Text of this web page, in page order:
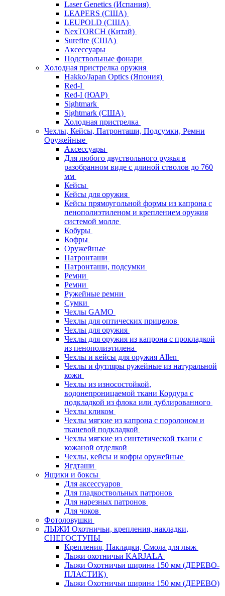
Laser Genetics (Испания)
LEAPERS (США)
LEUPOLD (США)
NexTORCH (Китай)
Surefire (США)
Аксессуары
Подствольные фонари
Холодная пристрелка оружия
Hakko/Japan Optics (Япония)
Red-I
Red-I (ЮАР)
Sightmark
Sightmark (США)
Холодная пристрелка
Чехлы, Кейсы, Патронташи, Подсумки, Ремни
Оружейные
Аксессуары
Для любого двуствольного ружья в
разобранном виде с длиной стволов до 760
мм
Кейсы
Кейсы для оружия
Кейсы прямоугольной формы из капрона с
пенополиэтиленом и креплением оружия
системой молле
Кобуры
Кофры
Оружейные
Патронташи
Патронташи, подсумки
Ремни
Ремни
Ружейные ремни
Сумки
Чехлы GAMO
Чехлы для оптических прицелов
Чехлы для оружия
Чехлы для оружия из капрона с прокладкой
из пенополиэтилена
Чехлы и кейсы для оружия Allen
Чехлы и футляры ружейные из натуральной
кожи
Чехлы из износостойкой,
водонепроницаемой ткани Кордура с
подкладкой из флока или дублированного
Чехлы кликом
Чехлы мягкие из капрона с поролоном и
тканевой подкладкой
Чехлы мягкие из синтетической ткани с
кожаной отделкой
Чехлы, кейсы и кофры оружейные
Ягдташи
Ящики и боксы
Для аксессуаров
Для гладкоствольных патронов
Для нарезных патронов
Для чоков
Фотоловушки
ЛЫЖИ Охотничьи, крепления, накладки,
СНЕГОСТУПЫ
Крепления, Накладки, Смола для лыж
Лыжи охотничьи KARJALA
Лыжи Охотничьи ширина 150 мм (ДЕРЕВО-
ПЛАСТИК)
Лыжи Охотничьи ширина 150 мм (ДЕРЕВО)